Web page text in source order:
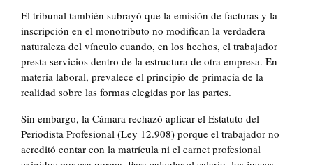
El tribunal también subrayó que la emisión de facturas y la
inscripción en el monotributo no modifican la verdadera
naturaleza del vínculo cuando, en los hechos, el trabajador
presta servicios dentro de la estructura de otra empresa. En
materia laboral, prevalece el principio de primacía de la
realidad sobre las formas elegidas por las partes.
Sin embargo, la Cámara rechazó aplicar el Estatuto del
Periodista Profesional (Ley 12.908) porque el trabajador no
acreditó contar con la matrícula ni el carnet profesional